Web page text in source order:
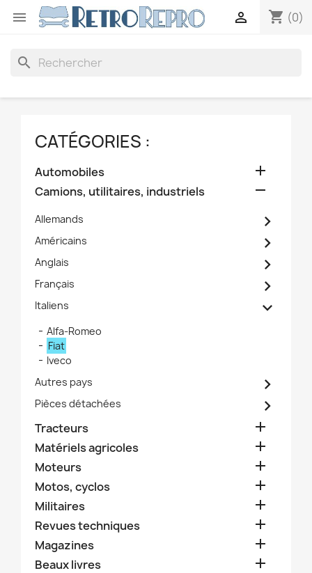
 shopping_cart (0)

search
CATÉGORIES :
Automobiles 
Camions, utilitaires, industriels 
Allemands 
Américains 
Anglais 
Français 
Italiens 
Alfa-Romeo
Fiat
Iveco
Autres pays

Pièces détachées 
Tracteurs 
Matériels agricoles 
Moteurs 
Motos, cyclos 
Militaires 
Revues techniques 
Magazines 
Beaux livres 